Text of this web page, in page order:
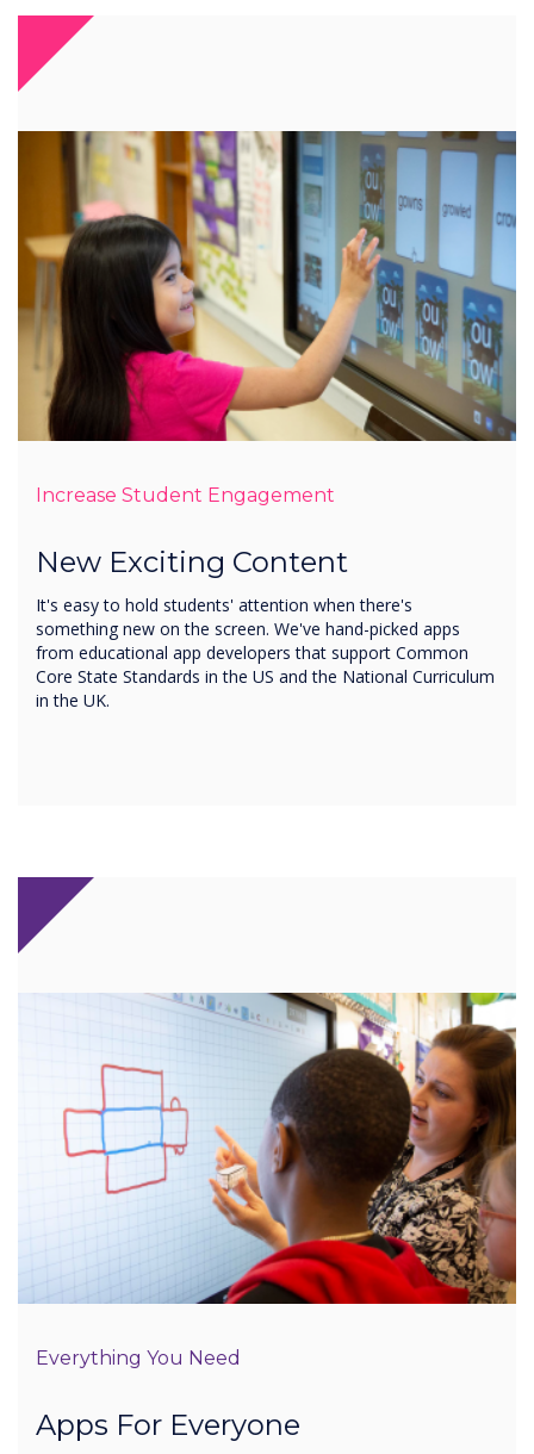
Increase Student Engagement
New Exciting Content
It's easy to hold students' attention when there's
something new on the screen. We've hand-picked apps
from educational app developers that support Common
Core State Standards in the US and the National Curriculum
in the UK.
Everything You Need
Apps For Everyone